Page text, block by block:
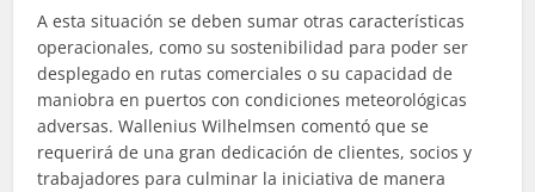
A esta situación se deben sumar otras características
operacionales, como su sostenibilidad para poder ser
desplegado en rutas comerciales o su capacidad de
maniobra en puertos con condiciones meteorológicas
adversas. Wallenius Wilhelmsen comentó que se
requerirá de una gran dedicación de clientes, socios y
trabajadores para culminar la iniciativa de manera